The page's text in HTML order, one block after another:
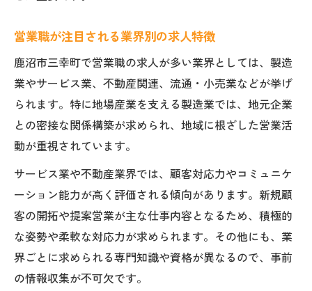
営業職が注目される業界別の求人特徴
鹿沼市三幸町で営業職の求人が多い業界としては、製造
業やサービス業、不動産関連、流通・小売業などが挙げ
られます。特に地場産業を支える製造業では、地元企業
との密接な関係構築が求められ、地域に根ざした営業活
動が重視されています。
サービス業や不動産業界では、顧客対応力やコミュニケ
ーション能力が高く評価される傾向があります。新規顧
客の開拓や提案営業が主な仕事内容となるため、積極的
な姿勢や柔軟な対応力が求められます。その他にも、業
界ごとに求められる専門知識や資格が異なるので、事前
の情報収集が不可欠です。